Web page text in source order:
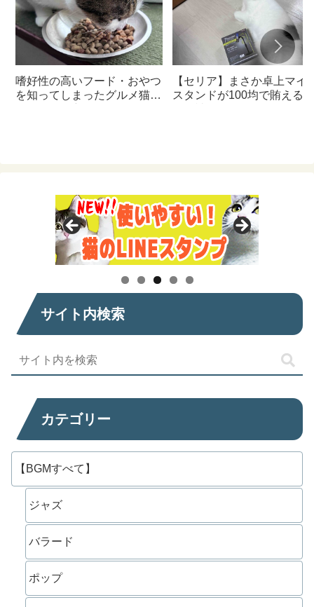
嗜好性の高いフード・おやつ
を知ってしまったグルメ猫の
【セリア】まさか卓上マイ
スタンドが100均で賄えるな
サイト内検索
カテゴリー
【BGMすべて】
ジャズ
バラード
ポップ